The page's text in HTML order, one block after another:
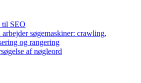
til SEO
arbejder søgemaskiner: crawling,
og rangering
af nøgleord